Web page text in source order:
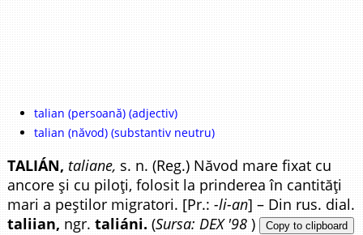
talian (persoană) (adjectiv)
talian (năvod) (substantiv neutru)
TALIÁN, taliane, s. n. (Reg.) Năvod mare fixat cu
ancore și cu piloți, folosit la prinderea în cantități
mari a peștilor migratori. [Pr.:-li-an] – Din rus. dial.
taliian, ngr.taliáni. (Sursa: DEX '98 ) Copy to clipboard